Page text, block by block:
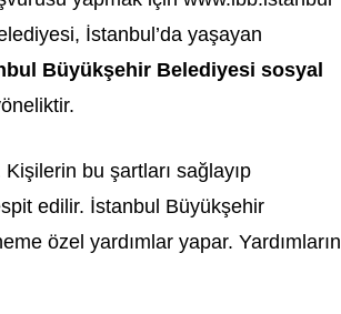
İstanbul’da yaşayan
Büyükşehir Belediyesi sosyal
bu şartları sağlayıp
edilir. İstanbul Büyükşehir
özel yardımlar yapar. Yardımların